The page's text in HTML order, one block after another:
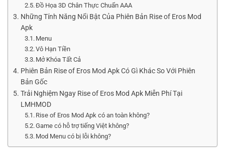
Đồ Họa 3D Chân Thực Chuẩn AAA
Những Tính Năng Nổi Bật Của Phiên Bản Rise of Eros Mod
Apk
Menu
Vô Hạn Tiền
Mở Khóa Tất Cả
Phiên Bản Rise of Eros Mod Apk Có Gì Khác So Với Phiên
Bản Gốc
Trải Nghiệm Ngay Rise of Eros Mod Apk Miễn Phí Tại
LMHMOD
Rise of Eros Mod Apk có an toàn không?
Game có hỗ trợ tiếng Việt không?
Mod Menu có bị lỗi không?